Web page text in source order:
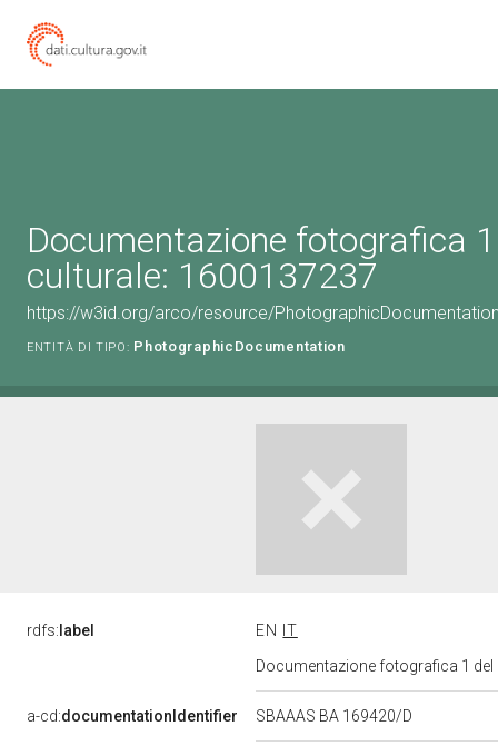
Documentazione fotografica
culturale: 1600137237
https://w3id.org/arco/resource/
ENTITÀ DI TIPO: PhotographicDocumentation
rdfs: label EN
IT
Documentazione fotografica 1
a-cd:documentationIdentifier SBAAAS BA 169420/D